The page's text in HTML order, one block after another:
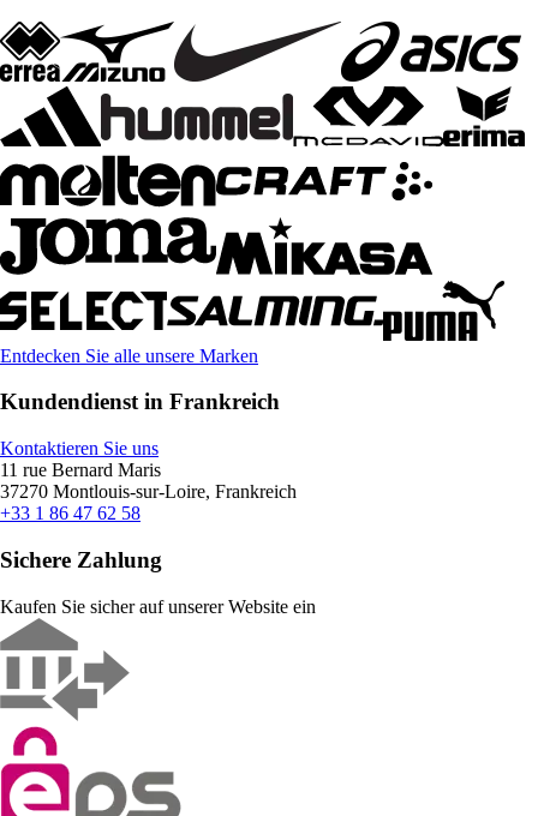
Entdecken Sie alle unsere Marken
Kundendienst in Frankreich
Kontaktieren Sie uns
11 rue Bernard Maris
37270 Montlouis-sur-Loire, Frankreich
+33 1 86 47 62 58
Sichere Zahlung
Kaufen Sie sicher auf unserer Website ein